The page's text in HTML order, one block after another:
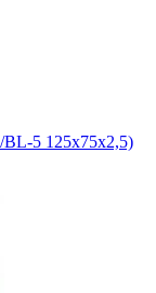
BL-5 125x75x2,5)